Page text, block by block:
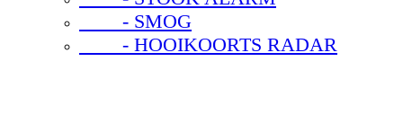
- SMOG
- HOOIKOORTS RADAR